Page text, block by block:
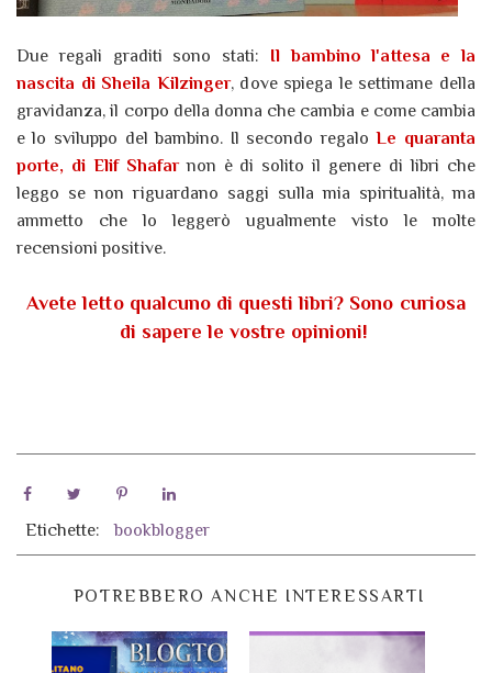
Due regali graditi sono stati: Il bambino l'attesa e la
nascita di Sheila Kilzinger, dove spiega le settimane della
gravidanza, il corpo della donna che cambia e come cambia
e lo sviluppo del bambino. Il secondo regaloLe quaranta
porte, di Elif Shafarnon è di solito il genere di libri che
leggo se non riguardano saggi sulla mia spiritualità, ma
ammetto che lo leggerò ugualmente visto le molte
recensioni positive.
Avete letto qualcuno di questi libri? Sono curiosa
di sapere le vostre opinioni!
Etichette:bookblogger
POTREBBERO ANCHE INTERESSARTI